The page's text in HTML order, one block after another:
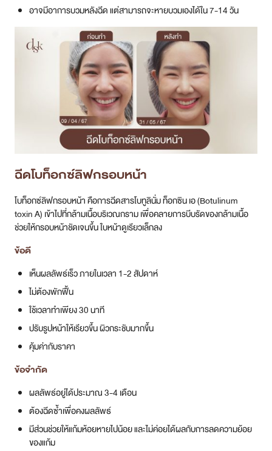
อาจมีอาการบวมหลังฉีด แต่สามารถจะหายบวมเองได้ใน 7-14 วัน
ฉีดโบท็อกซ์ลิฟกรอบหน้า
โบท็อกซ์ลิฟกรอบหน้า คือการฉีดสารโบทูลินั่ม ท็อกซิน เอ (Botulinum
toxin A) เข้าไปที่กล้ามเนื้อบริเวณกราม เพื่อคลายการบีบรัดของกล้ามเนื้อ
ช่วยให้กรอบหน้าชัดเจนขึ้น ใบหน้าดูเรียวเล็กลง
ข้อดี
เห็นผลลัพธ์เร็ว ภายในเวลา 1-2 สัปดาห์
ไม่ต้องพักฟื้น
ใช้เวลาทำเพียง 30 นาที
ปรับรูปหน้าให้เรียวขึ้น ผิวกระชับมากขึ้น
คุ้มค่ากับราคา
ข้อจำกัด
ผลลัพธ์อยู่ได้ประมาณ 3-4 เดือน
ต้องฉีดซ้ำเพื่อคงผลลัพธ์
มีส่วนช่วยให้แก้มห้อยหายไปน้อย และไม่ค่อยได้ผลกับการลดความย้อย
ของแก้ม